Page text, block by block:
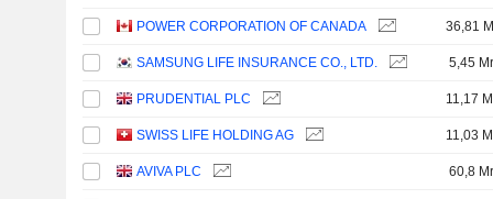
POWER CORPORATION OF CANADA 36,81
SAMSUNG LIFE INSURANCE CO., LTD. 5,45
PRUDENTIAL PLC 11,17
SWISS LIFE HOLDING AG 11,03
AVIVA PLC 60,8